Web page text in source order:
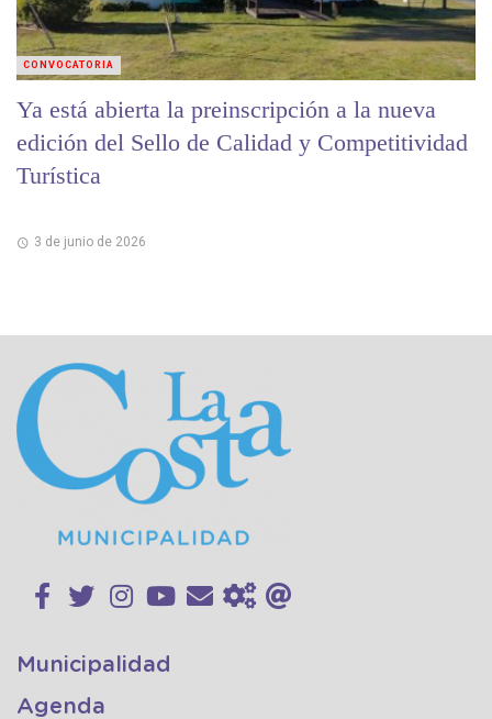
Ya está abierta la preinscripción a la nueva
edición del Sello de Calidad y Competitividad
Turística
3 de junio de 2026
CONVOCATORIA
Municipalidad
Agenda